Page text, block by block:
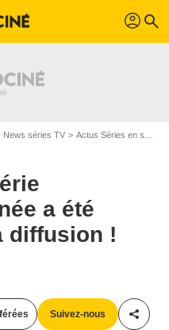
profil search
News séries TV Actus Séries en streaming
a été
diffusion !
Suivez-nous